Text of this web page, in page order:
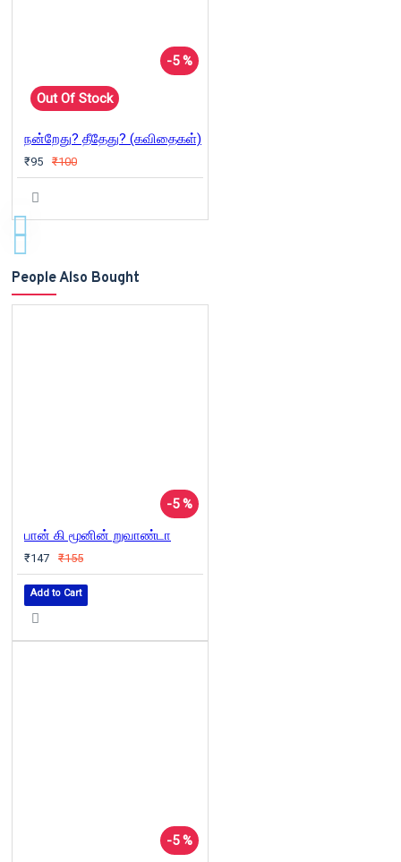
-5 %
Out Of Stock
நன்றேது? தீதேது? (கவிதைகள்)
₹95 ₹100
People Also Bought
-5 %
பான் கி மூனின் றுவாண்டா
₹147 ₹155
Add to Cart
-5 %